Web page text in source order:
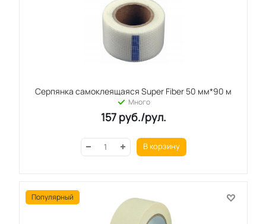
Серпянка самоклеящаяся Super Fiber 50 мм*90 м
Много
157руб./рул.
В корзину
Популярный